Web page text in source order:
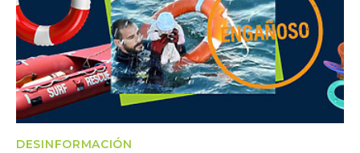
DESINFORMACIÓN